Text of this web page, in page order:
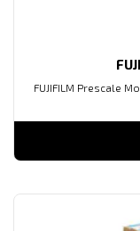
FUJIFILM Prescale